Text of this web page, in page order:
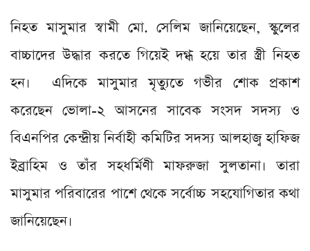
নিহত মাসুমার স্বামী মো. সেলিম জানিয়েছেন, স্কুলের
বাচ্চাদের উদ্ধার করতে গিয়েই দগ্ধ হয়ে তার স্ত্রী নিহত
হন। এদিকে মাসুমার মৃত্যুতে গভীর শোক প্রকাশ
করেছেন ভোলা-২ আসনের সাবেক সংসদ সদস্য ও
বিএনপির কেন্দ্রীয় নির্বাহী কমিটির সদস্য আলহাজ্ব হাফিজ
ইব্রাহিম ও তাঁর সহধর্মিণী মাফরুজা সুলতানা। তারা
মাসুমার পরিবারের পাশে থেকে সর্বোচ্চ সহযোগিতার কথা
জানিয়েছেন।